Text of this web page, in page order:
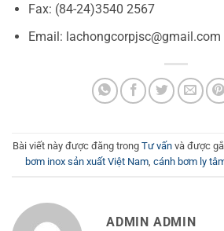
Fax: (84-24)3540 2567
Email: lachongcorpjsc@gmail.com
Bài viết này được đăng trong Tư vấnvà được
bơm inox sản xuất Việt Nam, cánh bơm ly
ADMIN ADMIN